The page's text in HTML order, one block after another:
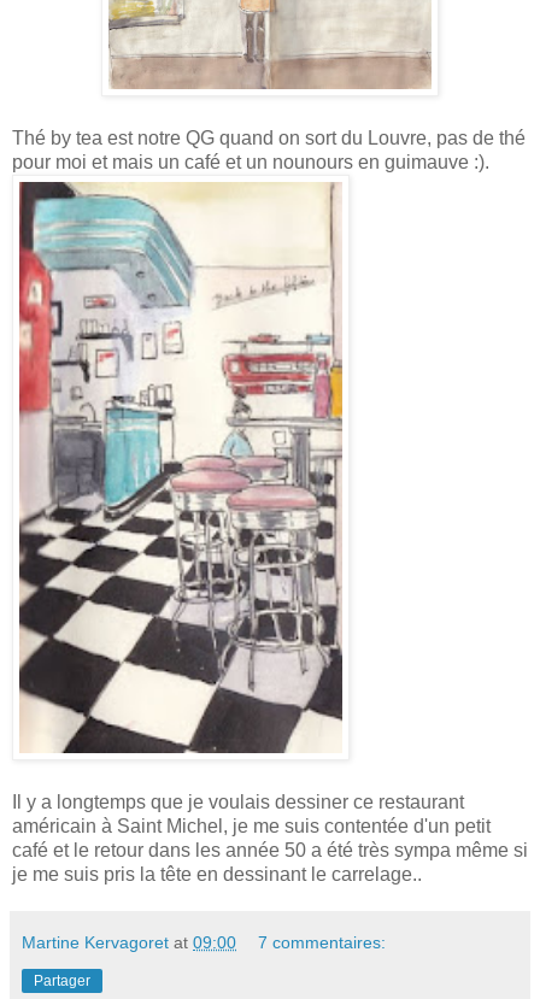
Thé by tea est notre QG quand on sort du Louvre, pas de thé
pour moi et mais un café et un nounours en guimauve :).
Il y a longtemps que je voulais dessiner ce restaurant
américain à Saint Michel, je me suis contentée d'un petit
café et le retour dans les année 50 a été très sympa même si
je me suis pris la tête en dessinant le carrelage..
Martine Kervagoret at 09:00 7 commentaires:
Partager